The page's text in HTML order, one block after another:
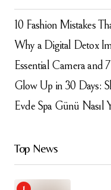
kaydedilsin.
Submit Comment
10 Fashion Mistakes
Why a Digital Detox
Essential Camera and
Glow Up in 30 Days:
Evde Spa Günü Nasıl
Top News